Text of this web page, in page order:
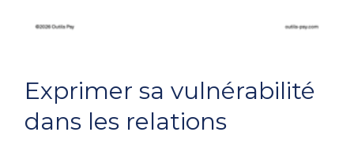
Exprimer sa vulnérabilité
dans les relations
sa
vulnérabilité
dans